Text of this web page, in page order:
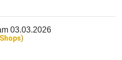
03.03.2026